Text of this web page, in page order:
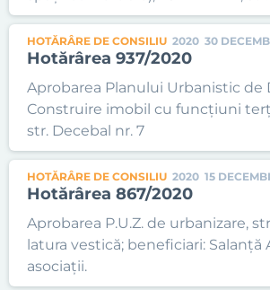
HOTĂRÂRE DE CONSILIU 2020 30
Hotărârea 937/2020
Aprobarea Planului Urbanistic de
Construire imobil cu funcțiuni
str. Decebal nr. 7
HOTĂRÂRE DE CONSILIU 2020 15
Hotărârea 867/2020
Aprobarea P.U.Z. de urbanizare,
latura vestică; beneficiari: Salanță
asociații.